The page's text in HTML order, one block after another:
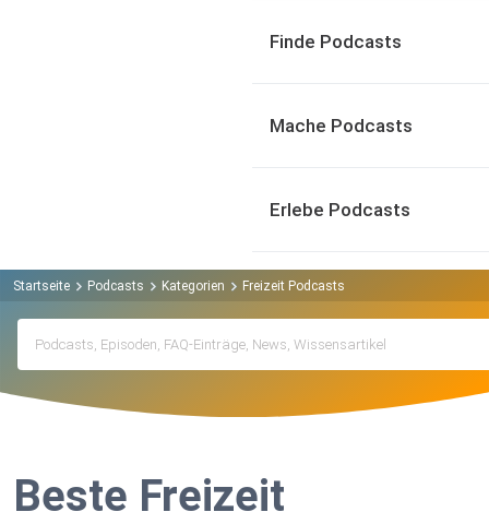
Finde Podcasts
Mache Podcasts
Erlebe Podcasts
Startseite Podcasts Kategorien Freizeit Podcasts
Beste Freizeit